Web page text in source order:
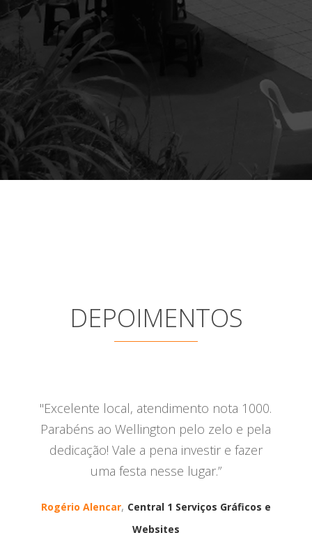
DEPOIMENTOS
"Excelente local, atendimento nota 1000.
Parabéns ao Wellington pelo zelo e pela
dedicação! Vale a pena investir e fazer
uma festa nesse lugar.”
Rogério Alencar, Central 1 Serviços Gráficos e
Websites